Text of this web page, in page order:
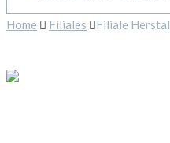
Home Filiales Filiale Herstal